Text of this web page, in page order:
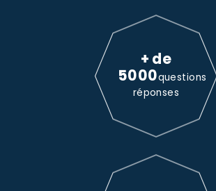
+ de
5000questions
réponses